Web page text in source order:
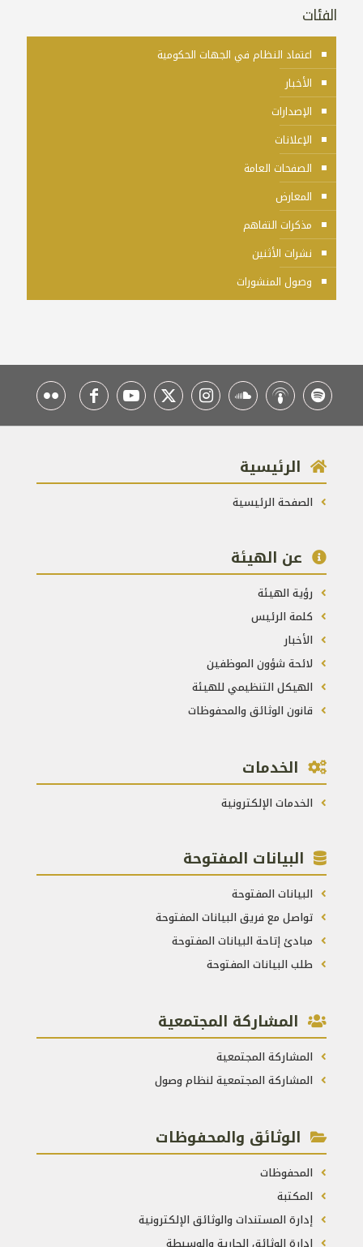
الفئات
اعتماد النظام في الجهات الحكومية
الأخبار
الإصدارات
الإعلانات
الصفحات العامة
المعارض
مذكرات التفاهم
نشرات الأثنين
وصول المنشورات
الرئيسية
الصفحة الرئيسية
عن الهيئة
رؤية الهيئة
كلمة الرئيس
الأخبار
لائحة شؤون الموظفين
الهيكل التنظيمي للهيئة
قانون الوثائق والمحفوظات
الخدمات
الخدمات الإلكترونية
البيانات المفتوحة
البيانات المفتوحة
تواصل مع فريق البيانات المفتوحة
مبادئ إتاحة البيانات المفتوحة
طلب البيانات المفتوحة
المشاركة المجتمعية
المشاركة المجتمعية
المشاركة المجتمعية لنظام وصول
الوثائق والمحفوظات
المحفوظات
المكتبة
إدارة المستندات والوثائق الإلكترونية